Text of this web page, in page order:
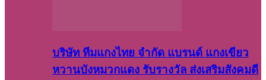
บริษัท ทีมแกงไทย จำกัด แบรนด์ แกงเขียว
หวานบังหมวกแดง รับรางวัล ส่งเสริมสังคมดี